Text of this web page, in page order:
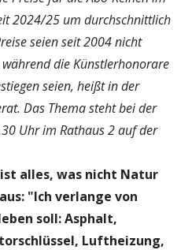
2024/25 um durchschnittlich
seien seit 2004 nicht
die Künstlerhonorare
seien, heißt in der
Das Thema steht bei der
Uhr im Rathaus 2 auf der
alles, was nicht Natur
"Ich verlange von
soll: Asphalt,
Luftheizung,